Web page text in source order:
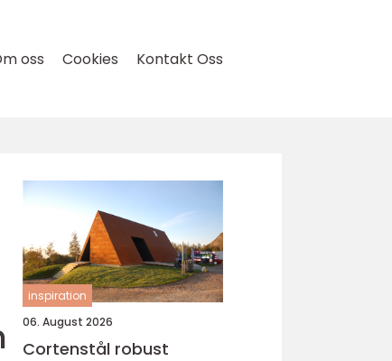
oss Cookies Kontakt Oss
inspiration
06. August 2026
Cortenstål robust